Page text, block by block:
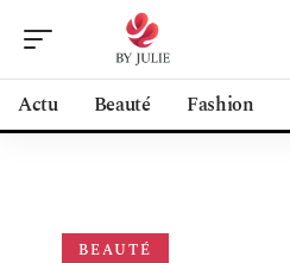
Actu Beauté Fashion
BEAUTÉ